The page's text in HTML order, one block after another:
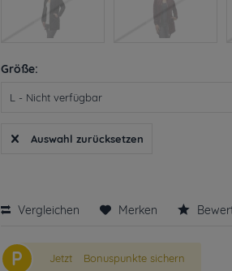
Größe:
Auswahl zurücksetzen
Vergleichen Merken
P Jetzt Bonuspunkte sichern